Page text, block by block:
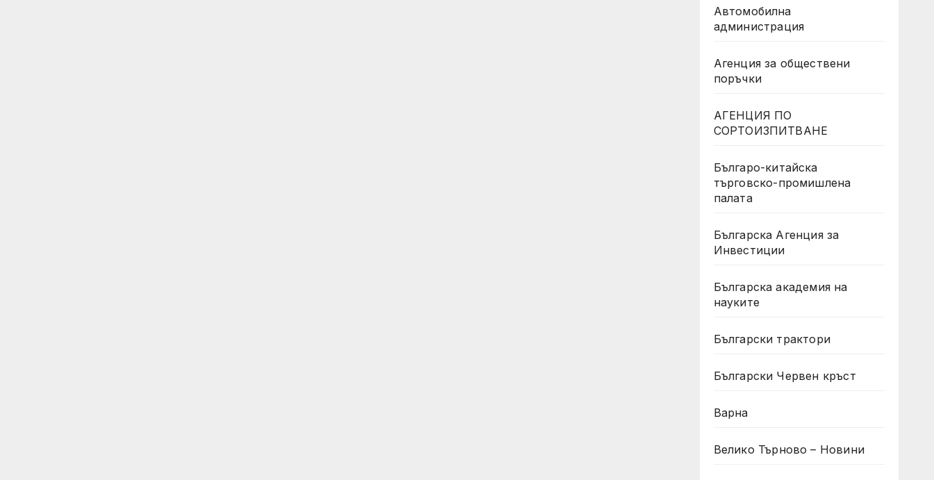
Автомобилна
администрация
Агенция за обществени
поръчки
АГЕНЦИЯ ПО
СОРТОИЗПИТВАНЕ
Българо-китайска
търговско-промишлена
палата
Българска Агенция за
Инвестиции
Българска академия на
науките
Български трактори
Български Червен кръст
Варна
Велико Търново – Новини